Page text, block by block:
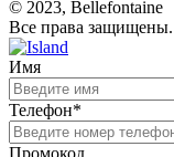
© 2023, Bellefontaine
Все права защищены.
Имя
Телефон*